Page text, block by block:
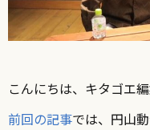
こんにちは、キタゴエ
前回の記事では、円山